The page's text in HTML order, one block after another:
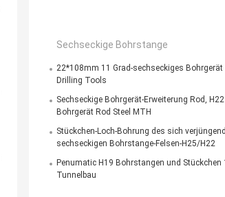
Sechseckige Bohrstange
22*108mm 11 Grad-sechseckiges Bohrgerät
Drilling Tools
Sechseckige Bohrgerät-Erweiterung Rod,
Bohrgerät Rod Steel MTH
Stückchen-Loch-Bohrung des sich
sechseckigen Bohrstange-Felsen-H25/H22
Penumatic H19 Bohrstangen und Stückchen
Tunnelbau